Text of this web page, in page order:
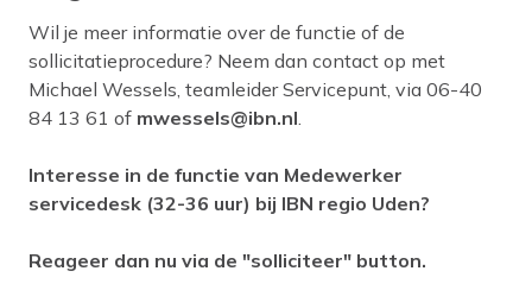
Wil je meer informatie over de functie of de
sollicitatieprocedure? Neem dan contact op met
Michael Wessels, teamleider Servicepunt, via 06-40
84 13 61 of mwessels@ibn.nl.
Interesse in de functie van Medewerker
servicedesk (32-36 uur) bij IBN regio Uden?
Reageer dan nu via de "solliciteer" button.